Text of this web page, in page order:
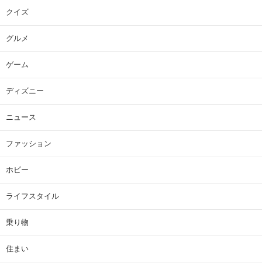
クイズ
グルメ
ゲーム
ディズニー
ニュース
ファッション
ホビー
ライフスタイル
乗り物
住まい